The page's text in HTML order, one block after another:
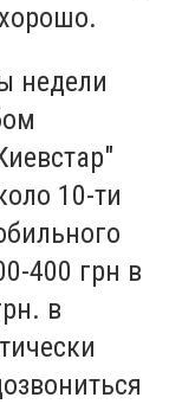
недели
10-ти
400 грн в
в